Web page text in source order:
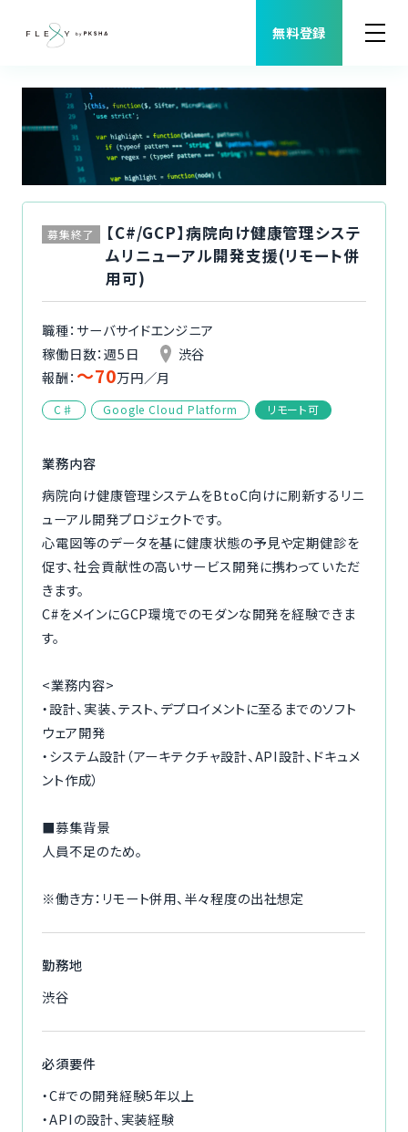
無料登録
案件検索
職種から案件を探す
よくある質問
福利厚生
ご利用者様の声
イベント/マガジン
法人の方
今すぐ無料で登録
募集終了
【C#/GCP】病院向け健康管理システ
ムリニューアル開発支援(リモート併
用可)
職種：サーバサイドエンジニア
稼働日数：週5日
渋谷
報酬： 〜70万円／月
C♯ Google Cloud Platform リモート可
業務内容
病院向け健康管理システムをBtoC向けに刷新するリニ
ューアル開発プロジェクトです。
心電図等のデータを基に健康状態の予見や定期健診を
促す、社会貢献性の高いサービス開発に携わっていただ
きます。
C#をメインにGCP環境でのモダンな開発を経験できま
す。
<業務内容>
・設計、実装、テスト、デプロイメントに至るまでのソフト
ウェア開発
・システム設計（アーキテクチャ設計、API設計、ドキュメ
ント作成）
■募集背景
人員不足のため。
※働き方：リモート併用、半々程度の出社想定
勤務地
渋谷
必須要件
・C#での開発経験5年以上
・APIの設計、実装経験